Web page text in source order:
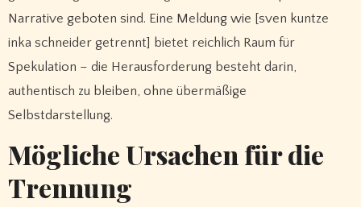
Narrative geboten sind. Eine Meldung wie [sven kuntze
inka schneider getrennt] bietet reichlich Raum für
Spekulation – die Herausforderung besteht darin,
authentisch zu bleiben, ohne übermäßige
Selbstdarstellung.
Mögliche Ursachen für die
Trennung